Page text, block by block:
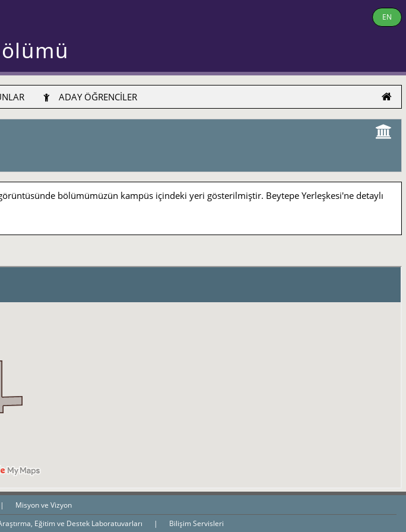
EN
ADAY ÖĞRENCİLER
bölümümüzün kampüs içindeki yeri gösterilmiştir. Beytepe Yerleşkesi'ne detaylı
|
Misyon ve Vizyon
Eğitim ve Destek Laboratuvarları | Bilişim Servisleri